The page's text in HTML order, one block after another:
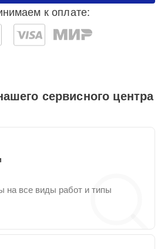
к оплате:
сервисного центра
на все виды работ и типы